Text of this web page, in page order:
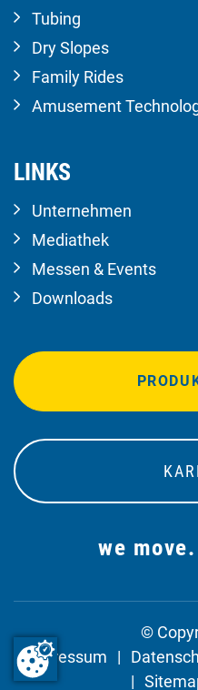
Tubing
Dry Slopes
Family Rides
Amusement
LINKS
Unternehmen
Mediathek
Messen & Events
Downloads
we
©
Impressum